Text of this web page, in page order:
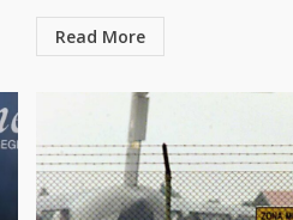
Read More